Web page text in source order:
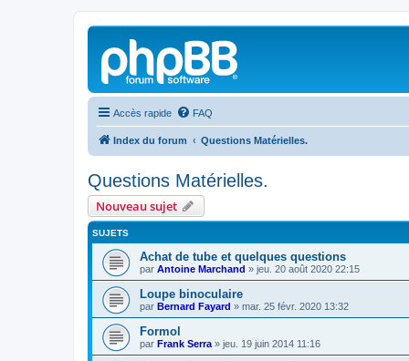
Accès rapide FAQ
Index du forum Questions Matérielles.
Questions Matérielles.
Nouveau sujet
SUJETS
Achat de tube et quelques questions
par Antoine Marchand » jeu. 20 août 2020 22:15
Loupe binoculaire
par Bernard Fayard » mar. 25 févr. 2020 13:32
Formol
par Frank Serra » jeu. 19 juin 2014 11:16